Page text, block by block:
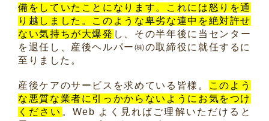
備をしていたことになります。これには怒りを通
り越しました。このような卑劣な連中を絶対許せ
ない気持ちが大爆発 し、その半年後に当センター
を退任し、産後ヘルパー㈱の取締役に就任するに
至りました。
産後ケアのサービスを求めている皆様。
このよう
な悪質な業者に引っかからないようにお気をつけ
ください 。Web よく見ればご理解いただけると